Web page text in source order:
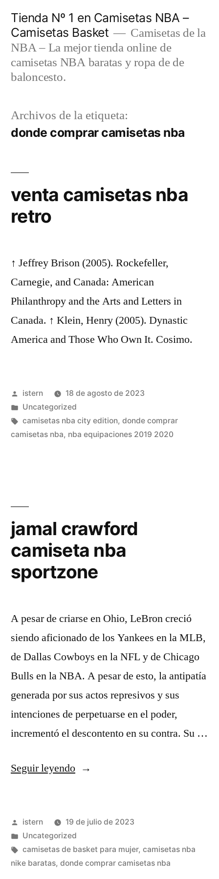
contenido
Tienda Nº 1 en Camisetas NBA –
Camisetas Basket
Camisetas de la
NBA – La mejor tienda online de
camisetas NBA baratas y ropa de de
baloncesto.
Archivos de la etiqueta:
donde comprar camisetas nba
venta camisetas nba
retro
↑ Jeffrey Brison (2005). Rockefeller,
Carnegie, and Canada: American
Philanthropy and the Arts and Letters in
Canada. ↑ Klein, Henry (2005). Dynastic
America and Those Who Own It. Cosimo.
Publicado
por
istern
18 de agosto de 2023
Publicado
en
Uncategorized
Etiquetas:
camisetas nba city edition, donde comprar
camisetas nba, nba equipaciones 2019 2020
jamal crawford
camiseta nba
sportzone
A pesar de criarse en Ohio, LeBron creció
siendo aficionado de los Yankees en la MLB,
de Dallas Cowboys en la NFL y de Chicago
Bulls en la NBA. A pesar de esto, la antipatía
generada por sus actos represivos y sus
intenciones de perpetuarse en el poder,
incrementó el descontento en su contra. Su …
Seguir leyendo«jamal
nba
sportzone»
Publicado
por
istern
19 de julio de 2023
Publicado
en
Uncategorized
Etiquetas:
camisetas de basket para mujer, camisetas nba
nike baratas, donde comprar camisetas nba